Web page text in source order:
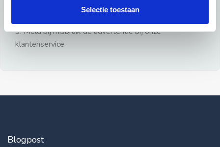
Selectie toestaan
3: Meld bij misbruik de advertentie bij onze
klantenservice.
Blogpost